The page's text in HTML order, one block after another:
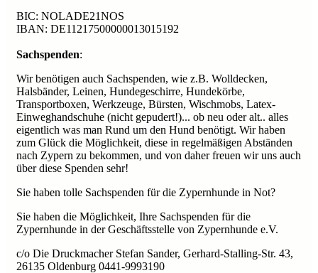
BIC: NOLADE21NOS
IBAN: DE11217500000013015192
Sachspenden:
Wir benötigen auch Sachspenden, wie z.B. Wolldecken,
Halsbänder, Leinen, Hundegeschirre, Hundekörbe,
Transportboxen, Werkzeuge, Bürsten, Wischmobs, Latex-
Einweghandschuhe (nicht gepudert!)... ob neu oder alt.. alles
eigentlich was man Rund um den Hund benötigt. Wir haben
zum Glück die Möglichkeit, diese in regelmäßigen Abständen
nach Zypern zu bekommen, und von daher freuen wir uns auch
über diese Spenden sehr!
Sie haben tolle Sachspenden für die Zypernhunde in Not?
Sie haben die Möglichkeit, Ihre Sachspenden für die
Zypernhunde in der Geschäftsstelle von Zypernhunde e.V.
c/o Die Druckmacher Stefan Sander, Gerhard-Stalling-Str. 43,
26135 Oldenburg 0441-9993190